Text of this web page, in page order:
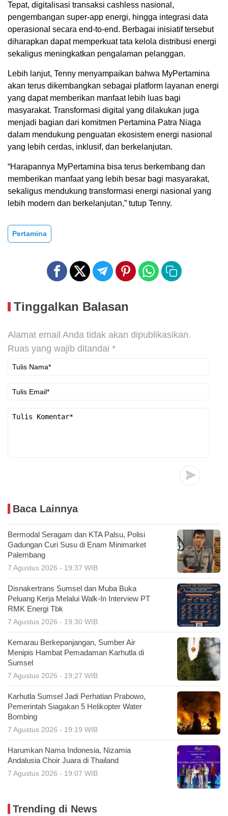
Tepat, digitalisasi transaksi cashless nasional,
pengembangan super-app energi, hingga integrasi data
operasional secara end-to-end. Berbagai inisiatif tersebut
diharapkan dapat memperkuat tata kelola distribusi energi
sekaligus meningkatkan pengalaman pelanggan.
Lebih lanjut, Tenny menyampaikan bahwa MyPertamina
akan terus dikembangkan sebagai platform layanan energi
yang dapat memberikan manfaat lebih luas bagi
masyarakat. Transformasi digital yang dilakukan juga
menjadi bagian dari komitmen Pertamina Patra Niaga
dalam mendukung penguatan ekosistem energi nasional
yang lebih cerdas, inklusif, dan berkelanjutan.
“Harapannya MyPertamina bisa terus berkembang dan
memberikan manfaat yang lebih besar bagi masyarakat,
sekaligus mendukung transformasi energi nasional yang
lebih modern dan berkelanjutan,” tutup Tenny.
Pertamina
Tinggalkan Balasan
Alamat email Anda tidak akan dipublikasikan.
Ruas yang wajib ditandai *
Baca Lainnya
Bermodal Seragam dan KTA Palsu, Polisi
Gadungan Curi Susu di Enam Minimarket
Palembang
7 Agustus 2026 - 19:37 WIB
Disnakertrans Sumsel dan Muba Buka
Peluang Kerja Melalui Walk-In Interview PT
RMK Energi Tbk
7 Agustus 2026 - 19:30 WIB
Kemarau Berkepanjangan, Sumber Air
Menipis Hambat Pemadaman Karhutla di
Sumsel
7 Agustus 2026 - 19:27 WIB
Karhutla Sumsel Jadi Perhatian Prabowo,
Pemerintah Siagakan 5 Helikopter Water
Bombing
7 Agustus 2026 - 19:19 WIB
Harumkan Nama Indonesia, Nizamia
Andalusia Choir Juara di Thailand
7 Agustus 2026 - 19:07 WIB
Trending di News